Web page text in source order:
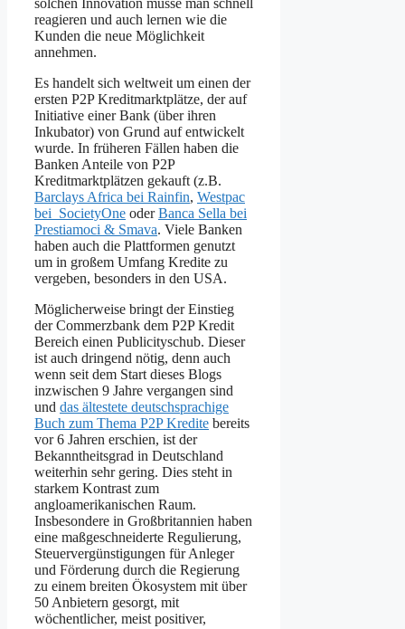
solchen Innovation müsse man schnell
reagieren und auch lernen wie die
Kunden die neue Möglichkeit
annehmen.
Es handelt sich weltweit um einen der
ersten P2P Kreditmarktplätze, der auf
Initiative einer Bank (über ihren
Inkubator) von Grund auf entwickelt
wurde. In früheren Fällen haben die
Banken Anteile von P2P
Kreditmarktplätzen gekauft (z.B.
Barclays Africa bei Rainfin, Westpac
bei SocietyOne oderBanca Sella bei
Prestiamoci & Smava. Viele Banken
haben auch die Plattformen genutzt
um in großem Umfang Kredite zu
vergeben, besonders in den USA.
Möglicherweise bringt der Einstieg
der Commerzbank dem P2P Kredit
Bereich einen Publicityschub. Dieser
ist auch dringend nötig, denn auch
wenn seit dem Start dieses Blogs
inzwischen 9 Jahre vergangen sind
und das ältestete deutschsprachige
Buch zum Thema P2P Kredite bereits
vor 6 Jahren erschien, ist der
Bekanntheitsgrad in Deutschland
weiterhin sehr gering. Dies steht in
starkem Kontrast zum
angloamerikanischen Raum.
Insbesondere in Großbritannien haben
eine maßgeschneiderte Regulierung,
Steuervergünstigungen für Anleger
und Förderung durch die Regierung
zu einem breiten Ökosystem mit über
50 Anbietern gesorgt, mit
wöchentlicher, meist positiver,